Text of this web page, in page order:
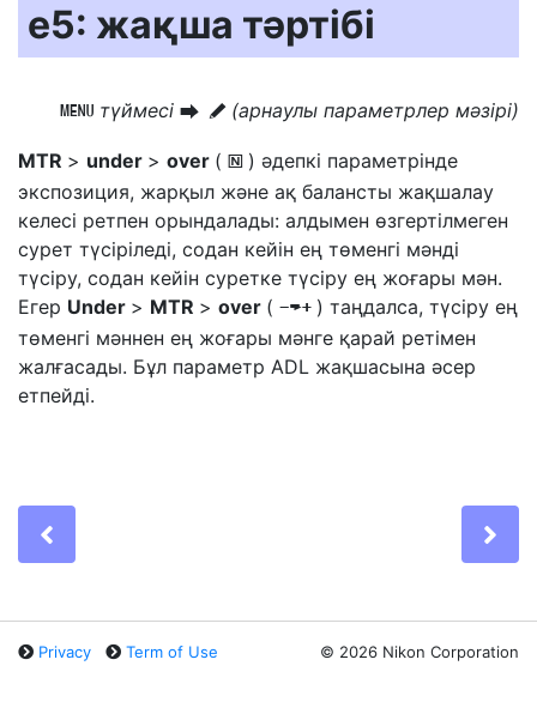
e5: жақша тәртібі
G түймесі U A (арнаулы параметрлер мәзірі)
MTR > under > over ( H ) әдепкі параметрінде
экспозиция, жарқыл және ақ балансты жақшалау
келесі ретпен орындалады: алдымен өзгертілмеген
сурет түсіріледі, содан кейін ең төменгі мәнді
түсіру, содан кейін суретке түсіру ең жоғары мән.
Егер Under > MTR > over ( I ) таңдалса, түсіру ең
төменгі мәннен ең жоғары мәнге қарай ретімен
жалғасады. Бұл параметр ADL жақшасына әсер
етпейді.
Privacy Term of Use © 2026 Nikon Corporation